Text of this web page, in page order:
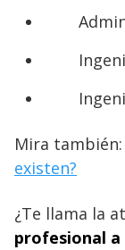
Mira también:
existen?
¿Te llama la
profesional